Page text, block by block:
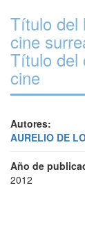
Título del
cine
Título del
cine
Autores:
AURELIO DE
Año de
2012